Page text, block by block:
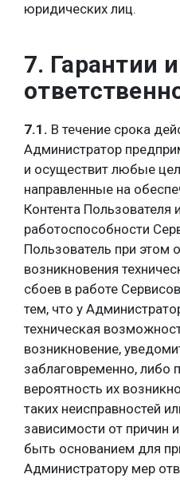
юридических лиц.
7. Гарантии и
7.1. В течение срока
Администратор
и осуществит любые
направленные на
Контента Пользователя
работоспособности
Пользователь при этом
возникновения
сбоев в работе
тем, что у
техническая
возникновение,
заблаговременно, либо
вероятность их
таких неисправностей
зависимости от причин
быть основанием для
Администратору мер